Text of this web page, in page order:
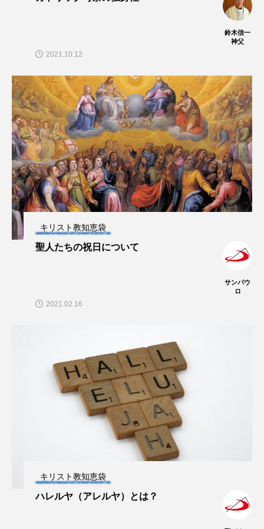
鈴木信一
神父
2021.10.12
キリスト教知恵袋
聖人たちの祝日について
サンパウ
ロ
2021.02.16
キリスト教知恵袋
ハレルヤ（アレルヤ）とは？